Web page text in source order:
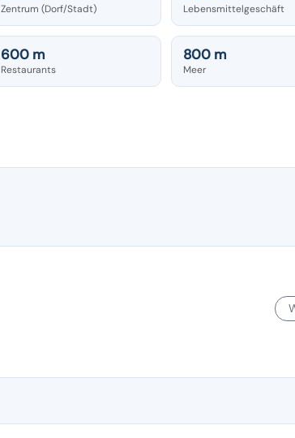
Zentrum (Dorf/Stadt) Lebensmittelgeschäft
600 m
Restaurants
800 m
Meer